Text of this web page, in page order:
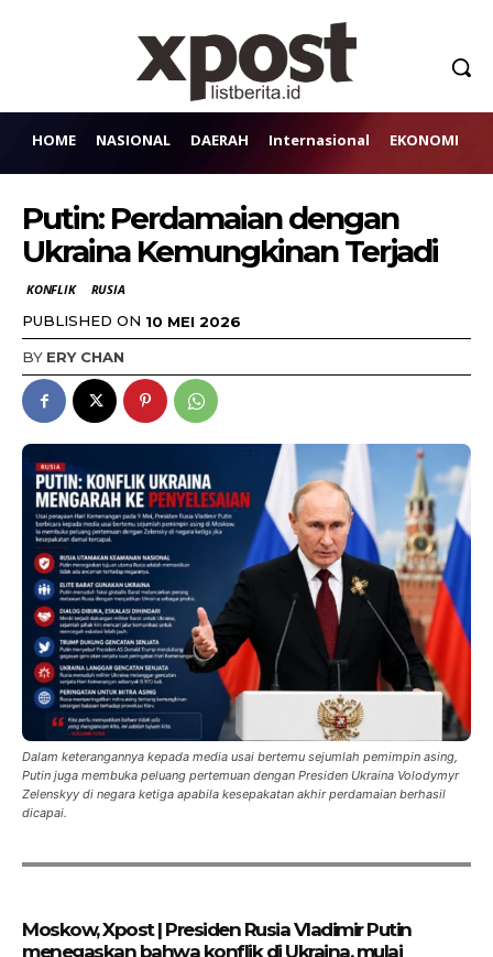
HOME NASIONAL DAERAH Internasional EKONOMI
Putin: Perdamaian dengan
Ukraina Kemungkinan Terjadi
KONFLIK RUSIA
PUBLISHED ON 10 MEI 2026
BY ERY CHAN
Dalam keterangannya kepada media usai bertemu sejumlah pemimpin asing,
Putin juga membuka peluang pertemuan dengan Presiden Ukraina Volodymyr
Zelenskyy di negara ketiga apabila kesepakatan akhir perdamaian berhasil
dicapai.
Moskow, Xpost | Presiden Rusia Vladimir Putin
menegaskan bahwa konflik di Ukraina, mulai